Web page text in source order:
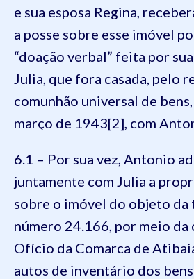
e sua esposa Regina,
a posse sobre esse imóvel
“doação verbal” feita por
Julia, que fora casada, pelo
comunhão universal de
março de 1943[2], com
6.1 – Por sua vez, Antonio
juntamente com Julia a
sobre o imóvel do objeto da
número 24.166, por meio da
Ofício da Comarca de
autos de inventário dos